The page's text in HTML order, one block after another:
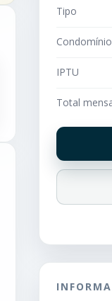
Tipo
Condomínio
IPTU
Total